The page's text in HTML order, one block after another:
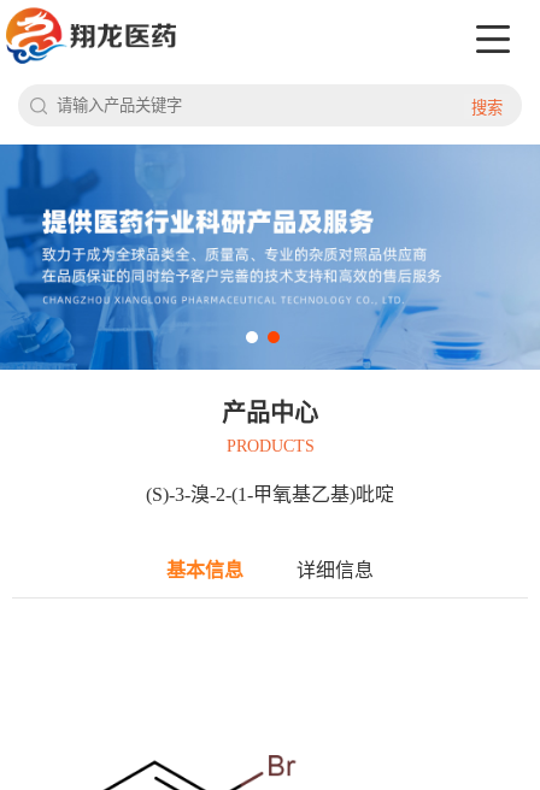
搜索
产品中心
PRODUCTS
(S)-3-溴-2-(1-甲氧基乙基)吡啶
基本信息 详细信息